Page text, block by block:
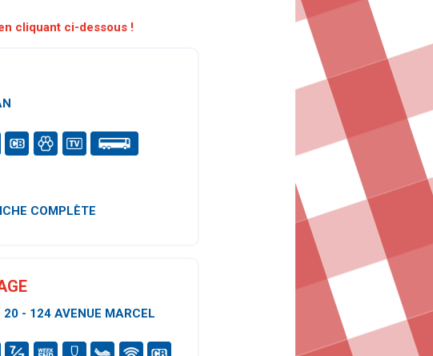
cliquant ci-dessous !
COMPLÈTE
20 - 124 AVENUE MARCEL